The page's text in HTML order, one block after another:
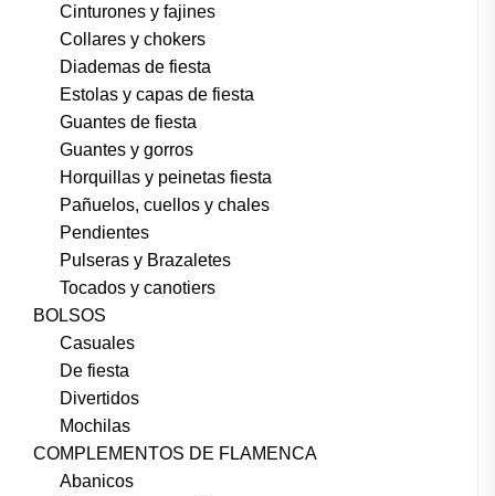
Cinturones y fajines
Collares y chokers
Diademas de fiesta
Estolas y capas de fiesta
Guantes de fiesta
Guantes y gorros
Horquillas y peinetas fiesta
Pañuelos, cuellos y chales
Pendientes
Pulseras y Brazaletes
Tocados y canotiers
BOLSOS
Casuales
De fiesta
Divertidos
Mochilas
COMPLEMENTOS DE FLAMENCA
Abanicos